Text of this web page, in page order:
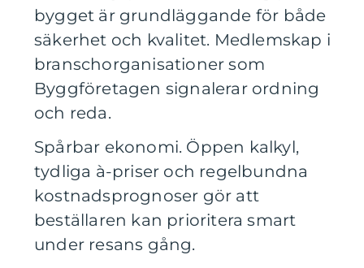
bygget är grundläggande för både
säkerhet och kvalitet. Medlemskap i
branschorganisationer som
Byggföretagen signalerar ordning
och reda.
Spårbar ekonomi. Öppen kalkyl,
tydliga à-priser och regelbundna
kostnadsprognoser gör att
beställaren kan prioritera smart
under resans gång.